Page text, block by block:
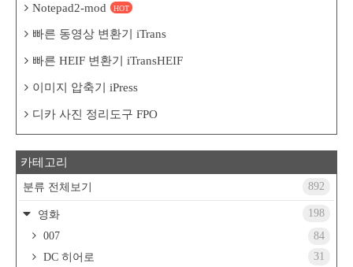
Notepad2-mod HOT
빠른 동영상 변환기 iTrans
빠른 HEIF 변환기 iTransHEIF
이미지 압축기 iPress
디카 사진 정리도구 FPO
카테고리
분류 전체보기 892
영화
198
007
84
DC 히어로
31